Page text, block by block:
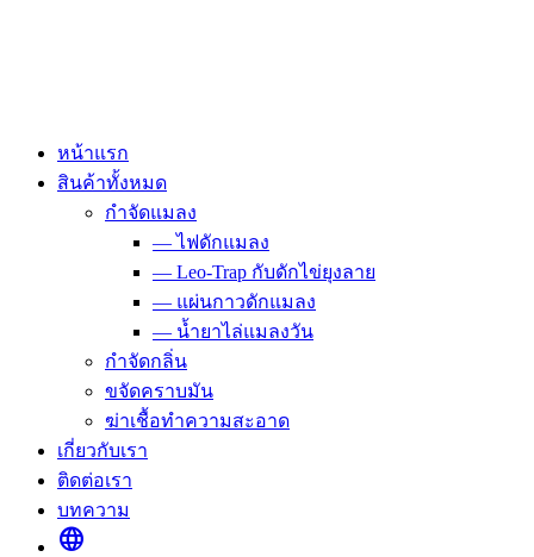
หน้าแรก
สินค้าทั้งหมด
กำจัดแมลง
— ไฟดักแมลง
— Leo-Trap กับดักไข่ยุงลาย
— แผ่นกาวดักแมลง
— น้ำยาไล่แมลงวัน
กำจัดกลิ่น
ขจัดคราบมัน
ฆ่าเชื้อทำความสะอาด
เกี่ยวกับเรา
ติดต่อเรา
บทความ
language